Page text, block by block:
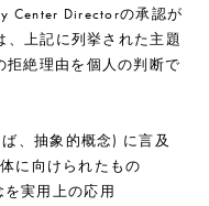
Center Directorの承認が
、上記に列挙された主題
拒絶理由を個人の判断で
、抽象的概念) に言及
に向けられたもの
を実用上の応用